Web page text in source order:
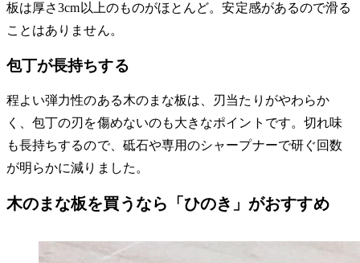
板は厚さ3cm以上のものがほとんど。安定感があるので滑る
ことはありません。
包丁が長持ちする
程よい弾力性のある木のまな板は、刃当たりがやわらか
く、包丁の刃を傷めないのも大きなポイントです。切れ味
も長持ちするので、砥石や専用のシャープナーで研ぐ回数
が明らかに減りました。
木のまな板を買うなら「ひのき」がおすすめ